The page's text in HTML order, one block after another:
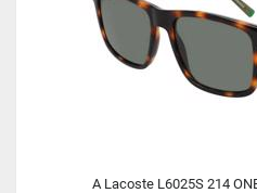
A Lacoste L6025S 214